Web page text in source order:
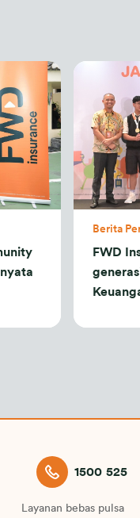
Berita
FWD
1500 525
Layanan bebas pulsa